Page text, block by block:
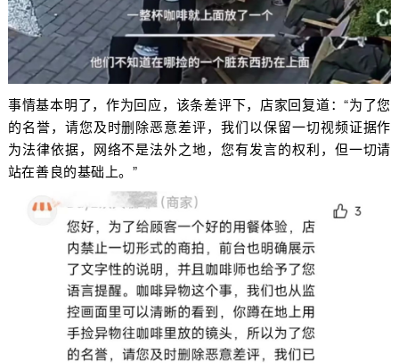
事情基本明了，作为回应，该条差评下，店家回复道：“为了您
的名誉，请您及时删除恶意差评，我们以保留一切视频证据作
为法律依据，网络不是法外之地，您有发言的权利，但一切请
站在善良的基础上。”